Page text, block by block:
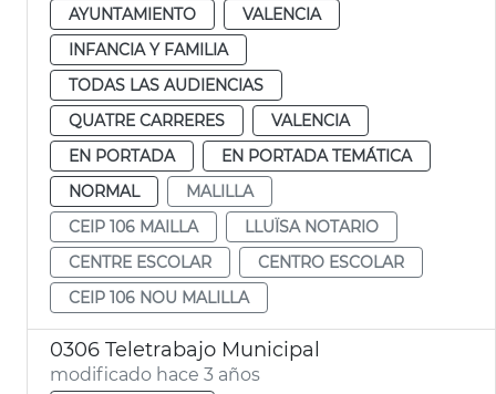
AYUNTAMIENTO
VALENCIA
INFANCIA Y FAMILIA
TODAS LAS AUDIENCIAS
QUATRE CARRERES
VALENCIA
EN PORTADA
EN PORTADA TEMÁTICA
NORMAL
MALILLA
CEIP 106 MAILLA
LLUÏSA NOTARIO
CENTRE ESCOLAR
CENTRO ESCOLAR
CEIP 106 NOU MALILLA
0306 Teletrabajo Municipal
modificado hace 3 años